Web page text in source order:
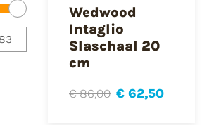
Wedwood
Intaglio
Slaschaal 20
cm
€ 86,00 € 62,50